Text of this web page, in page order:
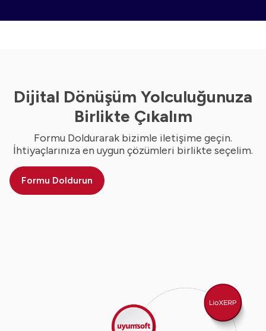
Dijital Dönüşüm Yolculuğunuza
Birlikte Çıkalım
Formu Doldurarak bizimle iletişime geçin.
İhtiyaçlarınıza en uygun çözümleri birlikte seçelim.
Formu Doldurun